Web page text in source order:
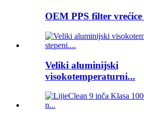
OEM PPS filter vrećice
Veliki aluminijski
visokotemperaturni...